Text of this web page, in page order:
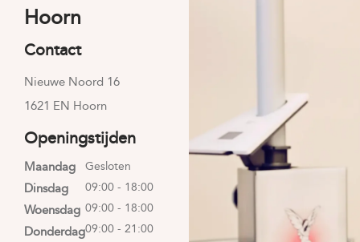
Hoorn
Contact
Nieuwe Noord 16
1621 EN Hoorn
Openingstijden
Maandag
Dinsdag
Woensdag
Donderdag
Gesloten
09:00 - 18:00
09:00 - 18:00
09:00 - 21:00